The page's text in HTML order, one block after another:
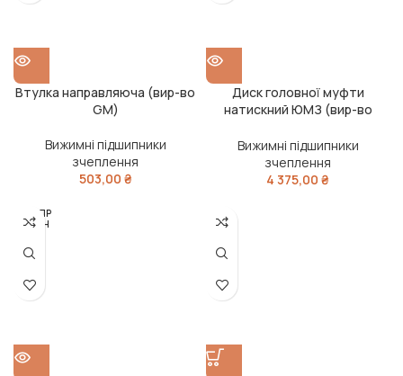
Втулка направляюча (вир-во
GM)
Вижимні підшипники
зчеплення
503,00 ₴
Диск головної муфти
натискний ЮМЗ (вир-во
Вижимні підшипники
зчеплення
4 375,00 ₴
РОЗПР
ОДАН